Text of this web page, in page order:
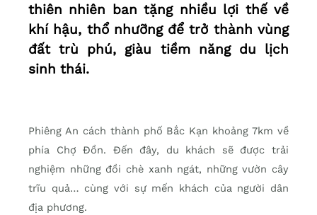
thiên nhiên ban tặng nhiều lợi thế về
khí hậu, thổ nhưỡng để trở thành vùng
đất trù phú, giàu tiềm năng du lịch
sinh thái.
Phiêng An cách thành phố Bắc Kạn khoảng 7km về
phía Chợ Đồn. Đến đây, du khách sẽ được trải
nghiệm những đồi chè xanh ngát, những vườn cây
trĩu quả… cùng với sự mến khách của người dân
địa phương.